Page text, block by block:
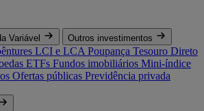
Variável Outros investimentos
LCI e LCA Poupança Tesouro Direto
ETFs Fundos imobiliários Mini-índice
Ofertas públicas Previdência privada